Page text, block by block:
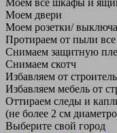
Моем все шкафы и
Моем двери
Моем розетки/
Протираем от пыли
Снимаем защитную
Снимаем скотч
Избавляем от
Избавляем мебель от
Оттираем следы и
(не более 2 см
Выберите свой город